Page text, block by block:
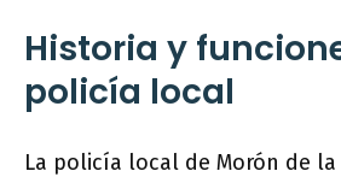
Historia y
policía local
La policía local de Morón de la